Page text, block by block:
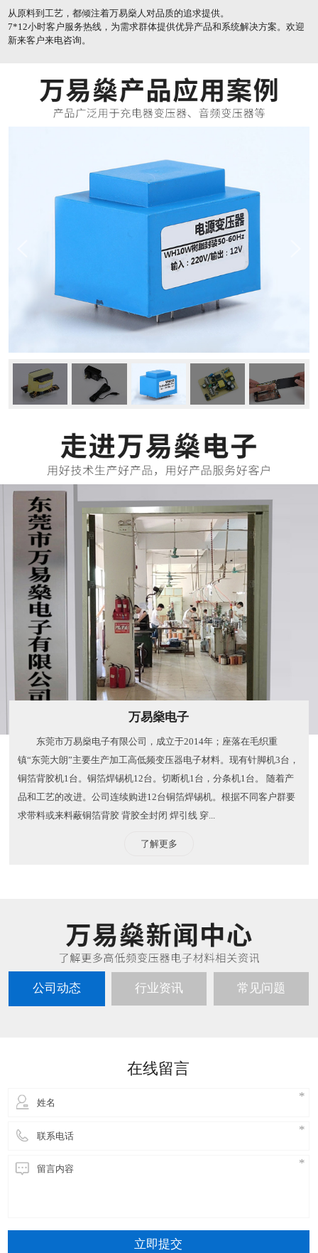
从原料到工艺，都倾注着万易燊人对品质的追求提供。
7*12小时客户服务热线，为需求群体提供优异产品和系统解决方案。欢迎
新来客户来电咨询。
万易燊电子
东莞市万易燊电子有限公司，成立于2014年；座落在毛织重
镇“东莞大朗”主要生产加工高低频变压器电子材料。现有针脚机3台，
铜箔背胶机1台。铜箔焊锡机12台。切断机1台，分条机1台。 随着产
品和工艺的改进。公司连续购进12台铜箔焊锡机。根据不同客户群要
求带料或来料蔽铜箔背胶 背胶全封闭 焊引线 穿...
了解更多
公司动态 行业资讯 常见问题
在线留言
立即提交